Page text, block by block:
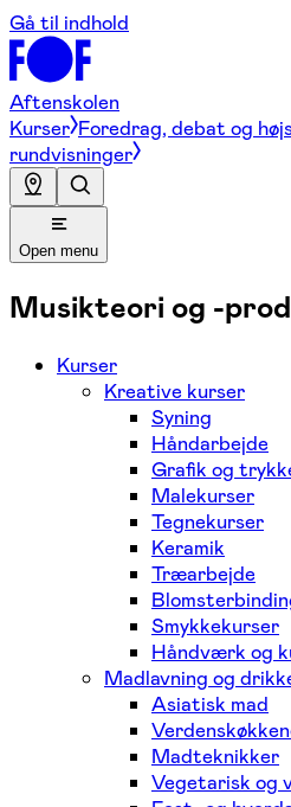
Gå til indhold
Aftenskolen
Kurser Foredrag, debat og
rundvisninger
Open menu
Musikteori og -
Kurser
Kreative kurser
Syning
Håndarbejde
Grafik og
Malekurser
Tegnekurser
Keramik
Træarbejde
Smykkekurser
Håndværk og
Madlavning og
Asiatisk mad
Madteknikker
Vegetarisk og